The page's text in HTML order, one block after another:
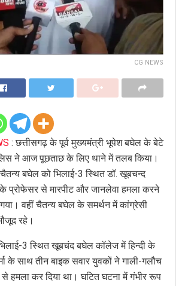
CG NEWS
: छत्तीसगढ़ के पूर्व मुख्यमंत्री भूपेश बघेल के बेटे
ने आज पूछताछ के लिए थाने में तलब किया।
चैतन्य बघेल को भिलाई-3 स्थित डॉ. खूबचन्द
के प्रोफेसर से मारपीट और जानलेवा हमला करने
वहीं चैतन्य बघेल के समर्थन में कांग्रेसी
रहे।
3 स्थित खूबचंद बघेल कॉलेज में हिन्दी के
के साथ तीन बाइक सवार युवकों ने गाली-गलौच
हमला कर दिया था। घटित घटना में गंभीर रूप